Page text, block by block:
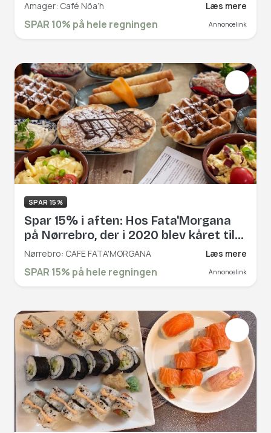
Havnevigen. Læn dig tilbage og nyd
alt fra brunch til aftensmad samt
smoothies i afslappende omgivelser.
Book hér og få rabat på hele
regningen!
Amager: Café Nöa’h Læs mere
SPAR 10% på hele regningen Annoncelink
SPAR 15%
Spar 15% i aften: Hos Fata'Morgana
på Nørrebro, der i 2020 blev kåret til
at være den bedste café på R2N, kan
du nyde en lækker brunch, frokost
eller middag. Book hér og få rabat på
Nørrebro: CAFE FATA'MORGANA Læs mere
SPAR 15% på hele regningen Annoncelink